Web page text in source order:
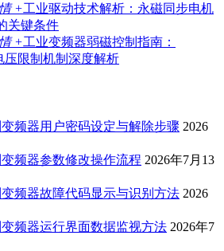
+工业驱动技术解析：永磁同步电机
关键条件
+工业变频器弱磁控制指南：
压限制机制深度解析
频器用户密码设定与解除步骤 2026
频器参数修改操作流程 2026年7月13
频器故障代码显示与识别方法 2026
频器运行界面数据监视方法 2026年7